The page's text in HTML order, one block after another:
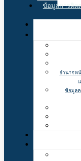
ข้อมูลการติด
อำนาจห
ข้อมูลค